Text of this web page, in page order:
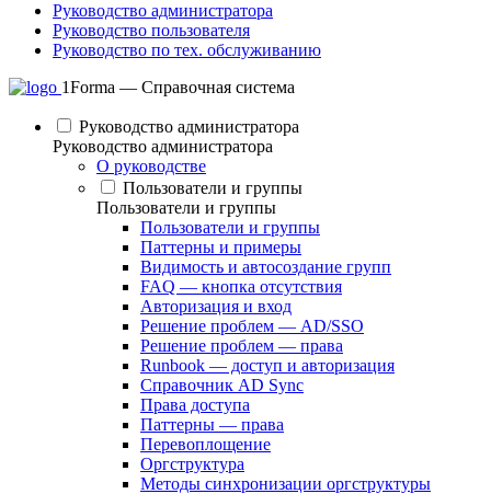
Руководство администратора
Руководство пользователя
Руководство по тех. обслуживанию
1Forma — Справочная система
Руководство администратора
Руководство администратора
О руководстве
Пользователи и группы
Пользователи и группы
Пользователи и группы
Паттерны и примеры
Видимость и автосоздание групп
FAQ — кнопка отсутствия
Авторизация и вход
Решение проблем — AD/SSO
Решение проблем — права
Runbook — доступ и авторизация
Справочник AD Sync
Права доступа
Паттерны — права
Перевоплощение
Оргструктура
Методы синхронизации оргструктуры